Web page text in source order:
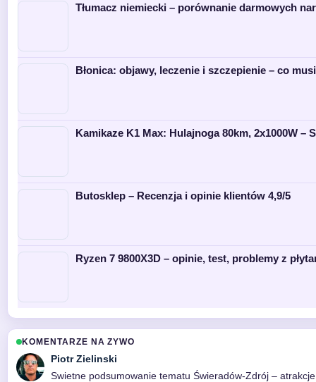
Tłumacz niemiecki – porównanie darmowych
Błonica: objawy, leczenie i szczepienie – co
Kamikaze K1 Max: Hulajnoga 80km, 2x1000W –
Butosklep – Recenzja i opinie klientów 4,9/5
Ryzen 7 9800X3D – opinie, test, problemy z
KOMENTARZE NA ZYWO
Piotr Zielinski
Swietne podsumowanie tematu Świeradów-Zdrój –